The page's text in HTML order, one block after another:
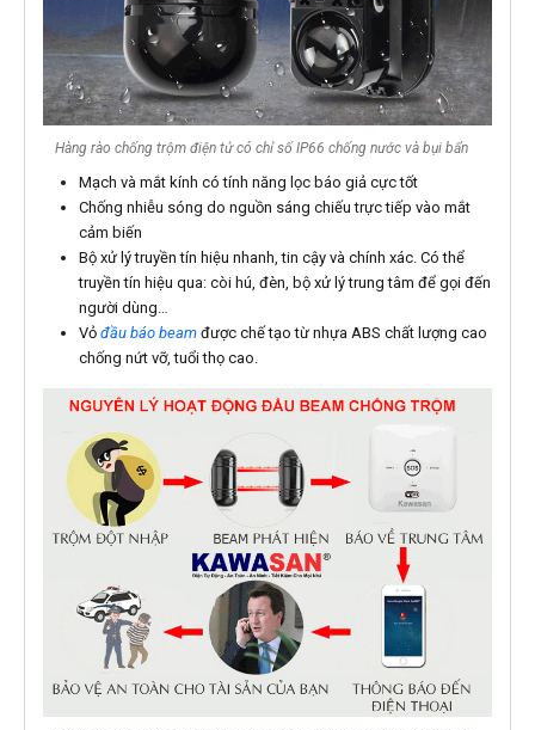
Hàng rào chống trộm điện tử có chỉ số IP66 chống nước và bụi bẩn
Mạch và mắt kính có tính năng lọc báo giả cực tốt
Chống nhiễu sóng do nguồn sáng chiếu trực tiếp vào mắt
cảm biến
Bộ xử lý truyền tín hiệu nhanh, tin cậy và chính xác. Có thể
truyền tín hiệu qua: còi hú, đèn, bộ xử lý trung tâm để gọi đến
người dùng…
Vỏ đầu báo beamđược chế tạo từ nhựa ABS chất lượng cao
chống nứt vỡ, tuổi thọ cao.